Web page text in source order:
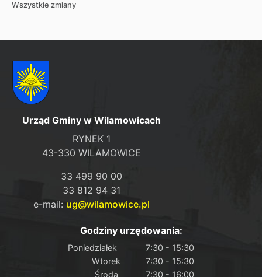
Wszystkie zmiany
Urząd Gminy w Wilamowicach
RYNEK 1
43-330 WILAMOWICE
33 499 90 00
33 812 94 31
e-mail: ug@wilamowice.pl
Godziny urzędowania:
Poniedziałek
7:30 - 15:30
Wtorek
7:30 - 15:30
Środa
7:30 - 16:00